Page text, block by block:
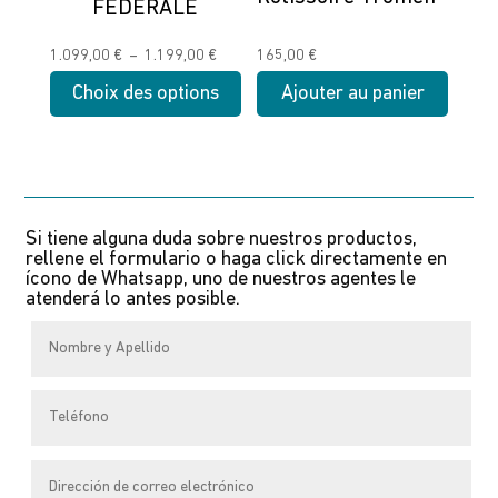
sur
page
FÉDÉRALE
1.099,00 € – 1.199,00 €Plage
prix :
1.199,00 €
Choix des options
variations.
Les
options
sur
page
165,00 €
Ajouter au panier
Si tiene alguna duda sobre nuestros productos,
rellene el formulario o haga click directamente en
ícono de Whatsapp, uno de nuestros agentes le
atenderá lo antes posible.